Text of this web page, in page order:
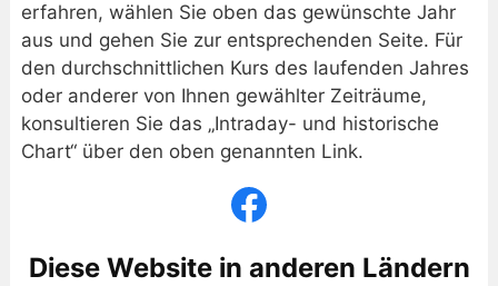
erfahren, wählen Sie oben das gewünschte Jahr
aus und gehen Sie zur entsprechenden Seite. Für
den durchschnittlichen Kurs des laufenden Jahres
oder anderer von Ihnen gewählter Zeiträume,
konsultieren Sie das „Intraday- und historische
Chart“ über den oben genannten Link.
Diese Website in anderen Ländern